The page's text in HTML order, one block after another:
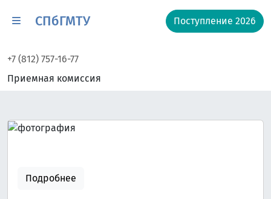
СПбГМТУ Поступление 2026
+7 (812) 757-16-77
Приемная комиссия
Подробнее